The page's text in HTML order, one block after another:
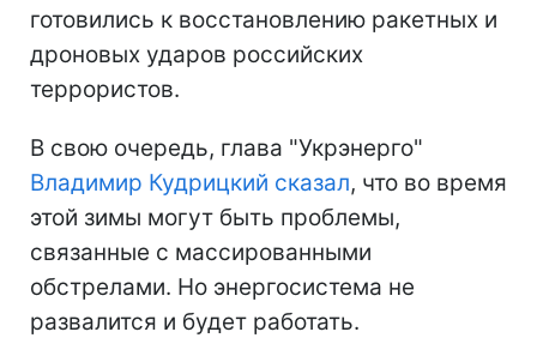
готовились к восстановлению ракетных и
дроновых ударов российских
террористов.
В свою очередь, глава "Укрэнерго"
Владимир Кудрицкий сказал, что во время
этой зимы могут быть проблемы,
связанные с массированными
обстрелами. Но энергосистема не
развалится и будет работать.